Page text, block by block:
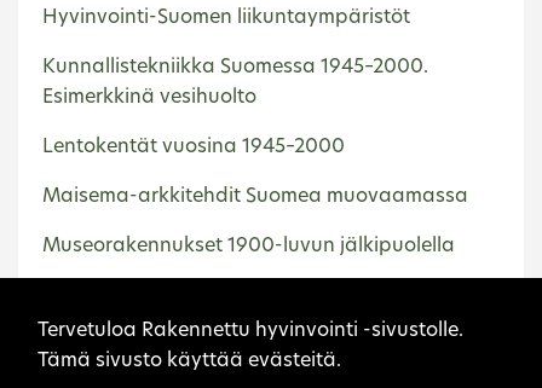
Hyvinvointi-Suomen liikuntaympäristöt
Kunnallistekniikka Suomessa 1945–2000.
Esimerkkinä vesihuolto
Lentokentät vuosina 1945–2000
Maisema-arkkitehdit Suomea muovaamassa
Museorakennukset 1900-luvun jälkipuolella
Suomalaiset linja-autoasemat 1940-luvulta
vuosituhannen vaihteeseen
Sivuston evästeet
Tervetuloa Rakennettu hyvinvointi -sivustolle.
Tämä sivusto käyttää evästeitä.